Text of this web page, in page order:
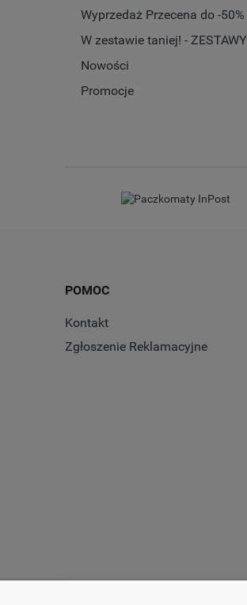
Wyprzedaż Przecena do -50%
W zestawie taniej! - ZESTAWY
Nowości
Promocje
POMOC
Kontakt
Zgłoszenie Reklamacyjne